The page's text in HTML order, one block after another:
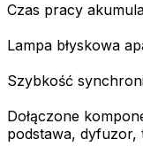
Czas pracy
Lampa błyskowa
Szybkość
Dołączone
podstawa, dyfuzor,